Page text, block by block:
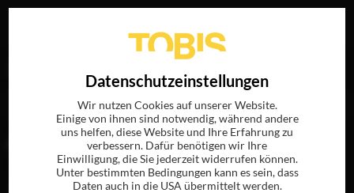
„Paul Essiembre“
Datenschutzeinstellungen
Wir nutzen Cookies auf unserer Website.
Einige von ihnen sind notwendig, während andere
uns helfen, diese Website und Ihre Erfahrung zu
verbessern. Dafür benötigen wir Ihre
Einwilligung, die Sie jederzeit widerrufen können.
Unter bestimmten Bedingungen kann es sein, dass
Daten auch in die USA übermittelt werden.